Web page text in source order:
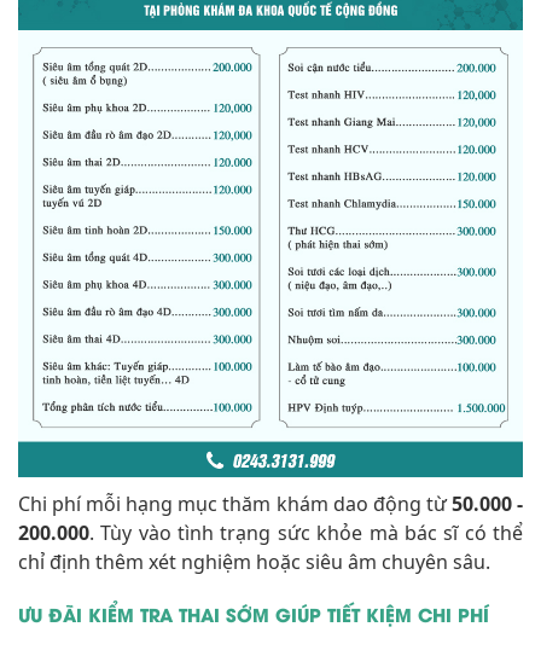
Chi phí mỗi hạng mục thăm khám dao động từ50.000 -
200.000. Tùy vào tình trạng sức khỏe mà bác sĩ có thể
chỉ định thêm xét nghiệm hoặc siêu âm chuyên sâu.
ƯU ĐÃI KIỂM TRA THAI SỚM GIÚP TIẾT KIỆM CHI PHÍ